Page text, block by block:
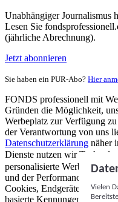
Unabhängiger Journalismus
Lesen Sie
(jährliche Abrechnung).
Jetzt abonnieren
Sie haben ein PUR-Abo? Hier
FONDS professionell mit
Gründen die Möglichkeit,
Werbeplatz zur Verfügung
der Verantwortung von uns
Datenschutzerklärung näher
Dienste nutzen wir
personalisierte Werbung und
und der Performance von
Cookies, Endgeräte- oder
basierte Kennungen, zufällig
Vielen